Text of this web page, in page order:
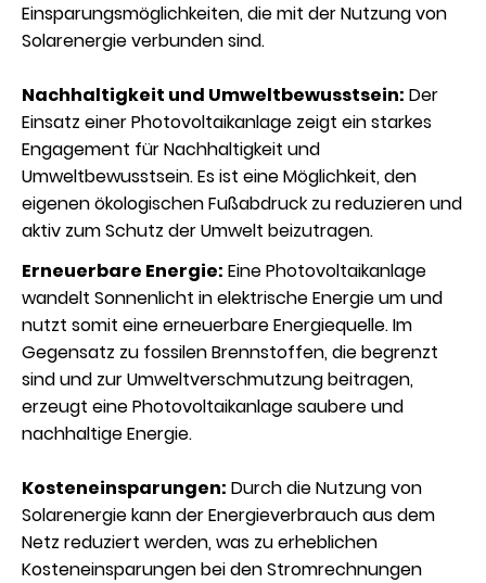
Einsparungsmöglichkeiten, die mit der Nutzung von
Solarenergie verbunden sind.
Nachhaltigkeit und Umweltbewusstsein: Der
Einsatz einer Photovoltaikanlage zeigt ein starkes
Engagement für Nachhaltigkeit und
Umweltbewusstsein. Es ist eine Möglichkeit, den
eigenen ökologischen Fußabdruck zu reduzieren und
aktiv zum Schutz der Umwelt beizutragen.
Erneuerbare Energie: Eine Photovoltaikanlage
wandelt Sonnenlicht in elektrische Energie um und
nutzt somit eine erneuerbare Energiequelle. Im
Gegensatz zu fossilen Brennstoffen, die begrenzt
sind und zur Umweltverschmutzung beitragen,
erzeugt eine Photovoltaikanlage saubere und
nachhaltige Energie.
Kosteneinsparungen: Durch die Nutzung von
Solarenergie kann der Energieverbrauch aus dem
Netz reduziert werden, was zu erheblichen
Kosteneinsparungen bei den Stromrechnungen